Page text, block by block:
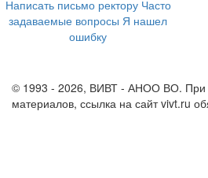
Написать письмо ректору Часто
задаваемые вопросы Я нашел
ошибку
© 1993 - 2026, ВИВТ - АНОО ВО. При
материалов, ссылка на сайт vivt.ru